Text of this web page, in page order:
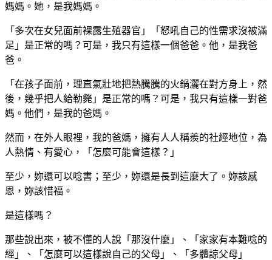
媽媽。她，是我媽媽。
「多次在女兒面前裸露生殖器官」「怒吼自己的性需求沒被滿
足」是正常的嗎？可是，我只有這樣一個爸爸。他，是我爸
爸。
「在孩子面前，理直氣壯地把熱騰騰的火鍋灑在對方身上，然
後，幾乎把人給勒斃」是正常的嗎？可是，我只有這樣一對爸
媽。他們，是我的爸媽。
然而，在外人眼裡，我的爸媽，擁有人人稱羨的社經地位，為
人熱情、有愛心，「怎麼可能會這樣？」
至少，妳還可以唸書；至少，妳還是長到這麼大了。妳該感
恩，妳該惜福。
是這樣嗎？
那些說出來，被不懂的人說「那沒什麼」、「家家有本難唸的
經」、「怎麼可以這樣說自己的父母」、「多體諒父母」